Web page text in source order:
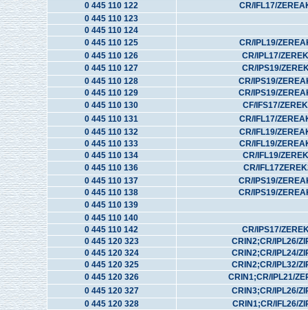
0 445 110 122
CR/IFL17/
0 445 110 123
0 445 110 124
0 445 110 125
CR/IPL19/
0 445 110 126
CR/IPL17/
0 445 110 127
CR/IPS19/
0 445 110 128
CR/IPS19/
0 445 110 129
CR/IPS19/
0 445 110 130
CF/IFS17/
0 445 110 131
CR/IFL17/
0 445 110 132
CR/IFL19/
0 445 110 133
CR/IFL19/
0 445 110 134
CR/IFL19/
0 445 110 136
CR/
0 445 110 137
CR/IPS19/
0 445 110 138
CR/IPS19/
0 445 110 139
0 445 110 140
0 445 110 142
CR/IPS17/
0 445 120 323
CRIN2;CR/IPL26/
0 445 120 324
CRIN2;CR/IPL24/
0 445 120 325
CRIN2;CR/IPL32/
0 445 120 326
CRIN1;CR/IPL21/
0 445 120 327
CRIN3;CR/IPL26/
0 445 120 328
CRIN1;CR/IFL26/